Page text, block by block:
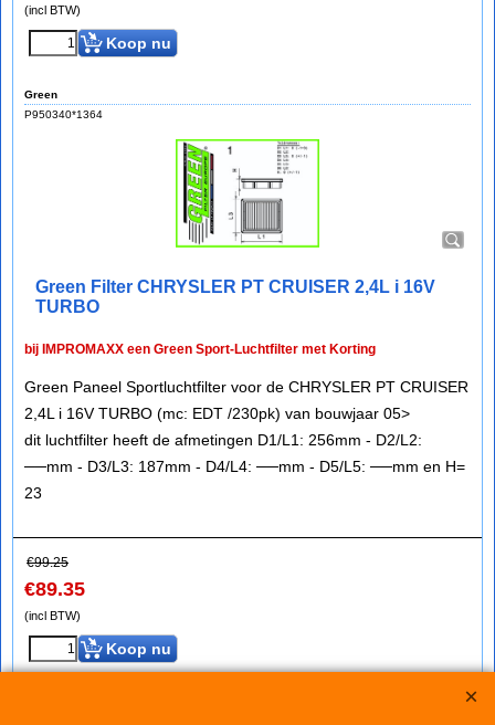
(incl BTW)
Koop nu
Green
P950340*1364
Green Filter CHRYSLER PT CRUISER 2,4L i 16V
TURBO
bij IMPROMAXX een Green Sport-Luchtfilter met Korting
Green Paneel Sportluchtfilter voor de CHRYSLER PT CRUISER
2,4L i 16V TURBO (mc: EDT /230pk) van bouwjaar 05>
dit luchtfilter heeft de afmetingen D1/L1: 256mm - D2/L2:
──mm - D3/L3: 187mm - D4/L4: ──mm - D5/L5: ──mm en H=
23
€99.25
€89.35
(incl BTW)
Koop nu